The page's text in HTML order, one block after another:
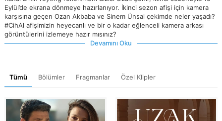
Eylül’de ekrana dönmeye hazırlanıyor. İkinci sezon afişi için kamera
karşısına geçen Ozan Akbaba ve Sinem Ünsal çekimde neler yaşadı?
#CihAl afişimizin heyecanlı ve bir o kadar eğlenceli kamera arkası
görüntülerini izlemeye hazır mısınız?
Devamını Oku
Tümü Bölümler Fragmanlar Özel Klipler